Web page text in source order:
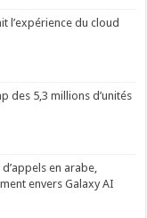
l’expérience du cloud
des 5,3 millions d’unités
en arabe,
envers Galaxy AI